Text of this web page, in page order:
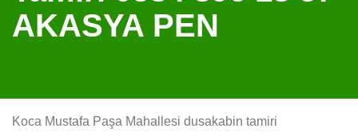
AKASYA PEN
Koca Mustafa Paşa Mahallesi dusakabin tamiri